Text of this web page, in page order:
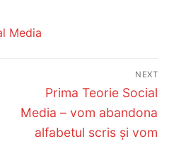
Media
NEXT
Next
post:
Prima Teorie Social
Media – vom abandona
alfabetul scris și vom